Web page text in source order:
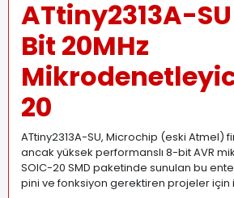
ATtiny2313A-
Bit 20MHz
20
ATtiny2313A-SU, Microchip (eski Atmel)
ancak yüksek performanslı 8-bit AVR
SOIC-20 SMD paketinde sunulan bu
pini ve fonksiyon gerektiren projeler